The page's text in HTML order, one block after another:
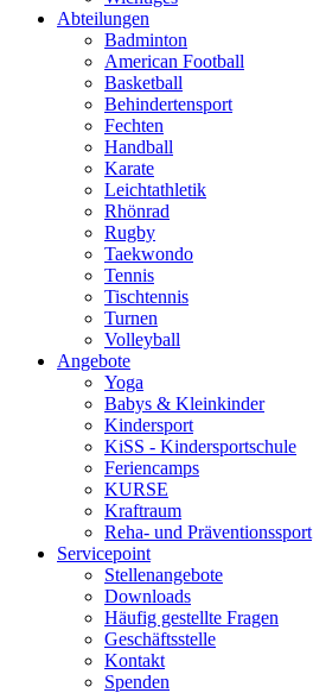
Abteilungen
Badminton
American Football
Basketball
Behindertensport
Fechten
Handball
Karate
Leichtathletik
Rhönrad
Rugby
Taekwondo
Tennis
Tischtennis
Turnen
Volleyball
Angebote
Yoga
Babys & Kleinkinder
Kindersport
KiSS - Kindersportschule
Feriencamps
KURSE
Kraftraum
Reha- und Präventionssport
Servicepoint
Stellenangebote
Downloads
Häufig gestellte Fragen
Geschäftsstelle
Kontakt
Spenden